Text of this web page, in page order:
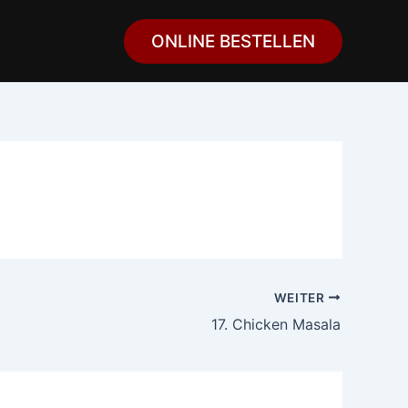
ONLINE BESTELLEN
WEITER
17. Chicken Masala